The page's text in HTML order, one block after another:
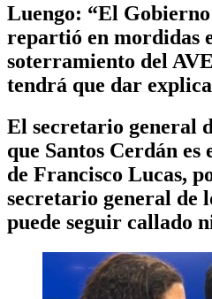
Luengo: “El Gobierno
repartió en mordidas
soterramiento del
tendrá que dar
El secretario general
que Santos Cerdán
de Francisco Lucas,
secretario general de
puede seguir callado